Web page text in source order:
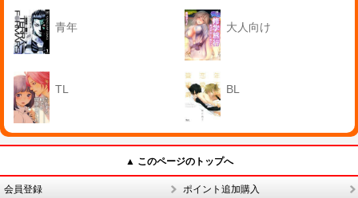
青年 大人向け
TL BL
▲ このページのトップへ
会員登録 ポイント追加購入